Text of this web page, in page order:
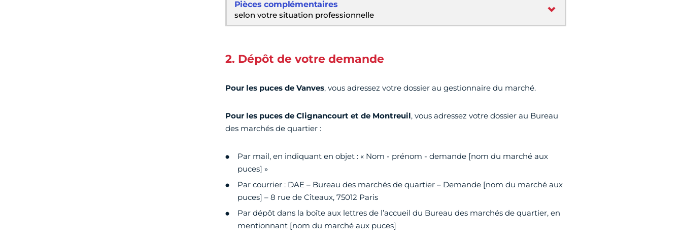
Pièces complémentaires
selon votre situation professionnelle
2. Dépôt de votre demande
Pour les puces de Vanves, vous adressez votre dossier au gestionnaire du marché.
Pour les puces de Clignancourt et de Montreuil, vous adressez votre dossier au Bureau
des marchés de quartier :
Par mail, en indiquant en objet : « Nom - prénom - demande [nom du marché aux
puces] »
Par courrier : DAE – Bureau des marchés de quartier – Demande [nom du marché aux
puces] – 8 rue de Cîteaux, 75012 Paris
Par dépôt dans la boîte aux lettres de l’accueil du Bureau des marchés de quartier, en
mentionnant [nom du marché aux puces]